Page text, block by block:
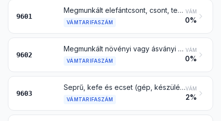
9601
Megmunkált elefántcsont, csont, teknősbékahéj, szarv, agancs, korall, gyöngyház és faragásra alkalmas más állati eredetű anyag és ezekből készült áru (beleértve az öntéssel formázott árut is)
VÁMTARIFASZÁM
VÁM
0%
9602
Megmunkált növényi vagy ásványi eredetű, faragásra alkalmas anyag és ezekből készült áru; öntött vagy faragott tárgy viaszból, sztearinból, természetes mézgából vagy természetes gyantából vagy mintázó pasztából, és máshol nem említett formázott vagy faragott tárgy; nem kemény megmunkált zselatin (a 3503 vtsz. alá tartozó zselatin kivételével) és ebből készült áru
VÁMTARIFASZÁM
VÁM
0%
9603
Seprű, kefe és ecset (gép, készülék- vagy járműalkatrészt képező kefe is), kézi működtetésű, mechanikus padlóseprő motor nélkül, nyeles felmosó-, mosogatóruha és tollseprű, kefe, seprű vagy ecset előállításához előkészített csomó és nyaláb; szobafestő párna és henger; gumibetétes törlő (a gumihengeres kivételével)
VÁMTARIFASZÁM
VÁM
2%